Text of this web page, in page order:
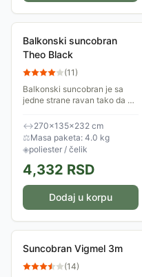
Balkonski suncobran
Theo Black
(11)
Balkonski suncobran je sa
jedne strane ravan tako da ga
na zid. Idealan je za manje
terase.
↔270×135×232 cm
⚖Masa paketa: 4.0 kg
◈poliester / čelik
4,332 RSD
Dodaj u korpu
Suncobran Vigmel 3m
(14)